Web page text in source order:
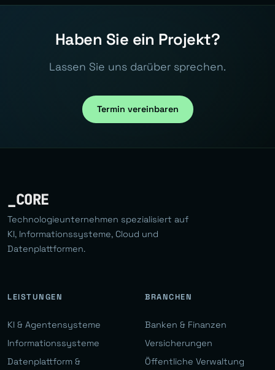
Haben Sie ein Projekt?
Lassen Sie uns darüber sprechen.
Termin vereinbaren
_CORE
Technologieunternehmen spezialisiert auf
KI, Informationssysteme, Cloud und
Datenplattformen.
LEISTUNGEN
KI & Agentensysteme
Informationssysteme
Datenplattform &
BRANCHEN
Banken & Finanzen
Versicherungen
Öffentliche Verwaltung